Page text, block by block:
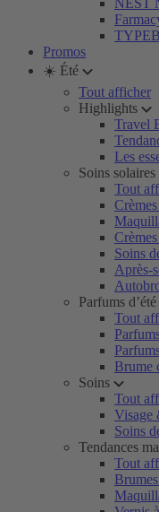
NEST
Promos
☀️ Été
Tout afficher
Highlights
Travel
Les
Soins solaires
Tout
Soins
Après-
Parfums d’été
Tout
Brume
Soins
Tout
Visage
Soins
Tendances
Tout